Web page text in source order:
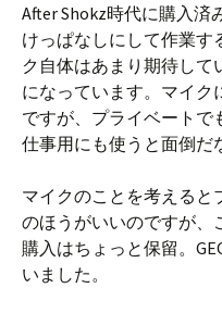
After Shokz時代に購入済
けっぱなしにして作業す
ク自体はあまり期待して
になっています。マイク
ですが、プライベートで
仕事用にも使うと面倒だ
マイクのことを考えると
のほうがいいのですが、
購入はちょっと保留。
いました。